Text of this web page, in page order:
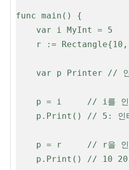
func main() {